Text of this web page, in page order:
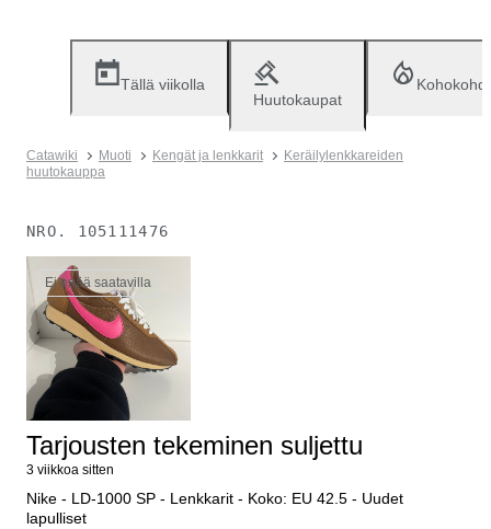
Tällä viikolla
Huutokaupat
Catawiki Muoti Kengät ja lenkkarit
Keräilylenkkareiden
huutokauppa
NRO. 105111476
Ei enää saatavilla
Tarjousten tekeminen suljettu
3 viikkoa sitten
Nike - LD-1000 SP - Lenkkarit - Koko: EU 42.5 - Uudet
lapulliset